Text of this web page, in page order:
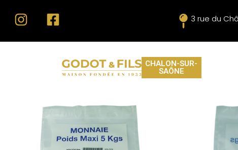
3 rue du
CHALON-SUR-
SAÔNE